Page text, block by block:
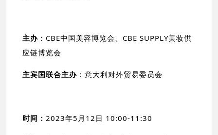
主办 ：CBE中国美容博览会、CBE SUPPLY美妆供
应链博览会
主宾国联合主办 ：意大利对外贸易委员会
时间：2023年5月12日 10:00-11:30